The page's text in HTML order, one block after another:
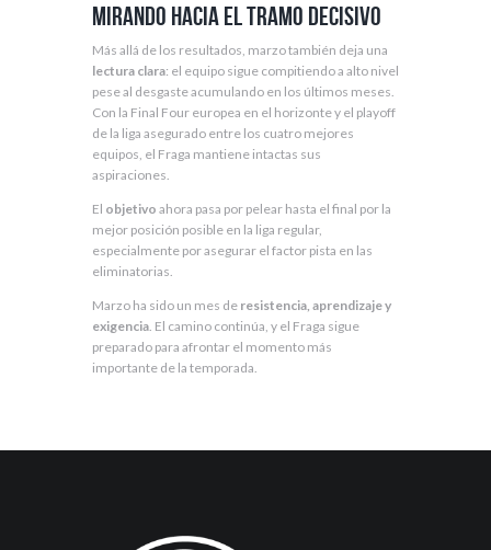
Mirando hacia el tramo decisivo
Más allá de los resultados, marzo también deja una
lectura clara: el equipo sigue compitiendo a alto nivel
pese al desgaste acumulando en los últimos meses.
Con la Final Four europea en el horizonte y el playoff
de la liga asegurado entre los cuatro mejores
equipos, el Fraga mantiene intactas sus
aspiraciones.
El objetivo ahora pasa por pelear hasta el final por la
mejor posición posible en la liga regular,
especialmente por asegurar el factor pista en las
eliminatorias.
Marzo ha sido un mes de resistencia, aprendizaje y
exigencia. El camino continúa, y el Fraga sigue
preparado para afrontar el momento más
importante de la temporada.